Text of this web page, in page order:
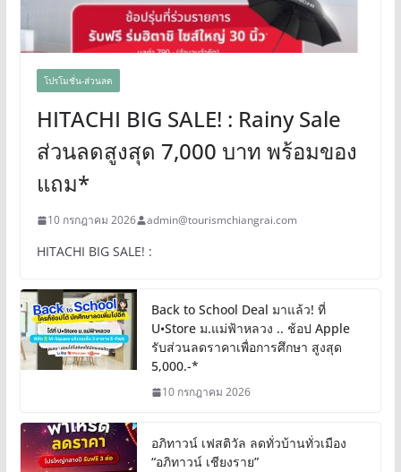
โปรโมชั่น-ส่วนลด
HITACHI BIG SALE! : Rainy Sale
ส่วนลดสูงสุด 7,000 บาท พร้อมของ
แถม*
10 กรกฎาคม 2026 admin@tourismchiangrai.com
HITACHI BIG SALE! :
Back to School Deal มาแล้ว! ที่
U•Store ม.แม่ฟ้าหลวง .. ช้อป Apple
รับส่วนลดราคาเพื่อการศึกษา สูงสุด
5,000.-*
10 กรกฎาคม 2026
อภิทาวน์ เฟสติวัล ลดทั่วบ้านทั่วเมือง
“อภิทาวน์ เชียงราย”